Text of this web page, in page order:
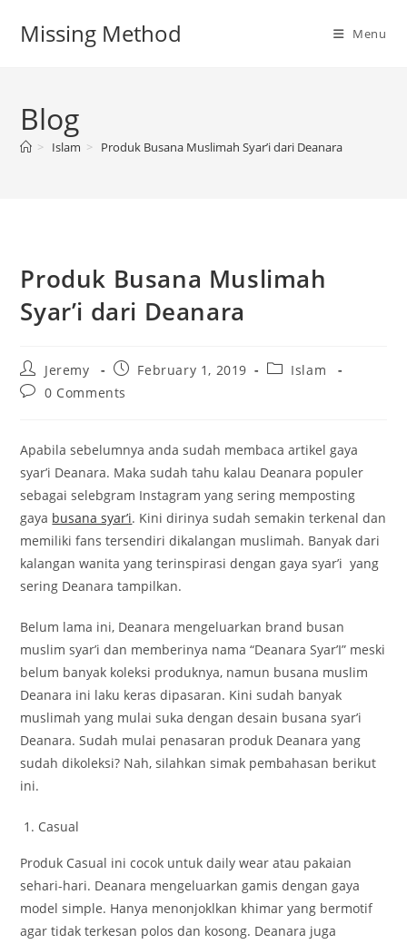
Missing Method Menu
Blog
> Islam > Produk Busana Muslimah Syar’i dari Deanara
Produk Busana Muslimah
Syar’i dari Deanara
Post
author:
Jeremy
Post
published:
February 1, 2019
PostIslam
Post0 Comments
Apabila sebelumnya anda sudah membaca artikel gaya
syar’i Deanara. Maka sudah tahu kalau Deanara populer
sebagai selebgram Instagram yang sering memposting
gaya busana syar’i. Kini dirinya sudah semakin terkenal dan
memiliki fans tersendiri dikalangan muslimah. Banyak dari
kalangan wanita yang terinspirasi dengan gaya syar’i yang
sering Deanara tampilkan.
Belum lama ini, Deanara mengeluarkan brand busan
muslim syar’i dan memberinya nama “Deanara Syar’I” meski
belum banyak koleksi produknya, namun busana muslim
Deanara ini laku keras dipasaran. Kini sudah banyak
muslimah yang mulai suka dengan desain busana syar’i
Deanara. Sudah mulai penasaran produk Deanara yang
sudah dikoleksi? Nah, silahkan simak pembahasan berikut
ini.
Casual
Produk Casual ini cocok untuk daily wear atau pakaian
sehari-hari. Deanara mengeluarkan gamis dengan gaya
model simple. Hanya menonjoklkan khimar yang bermotif
agar tidak terkesan polos dan kosong. Deanara juga